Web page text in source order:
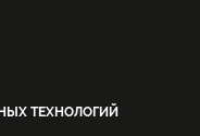
ТЕХНОЛОГИЙ